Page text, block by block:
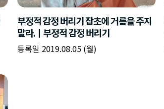
부정적 감정 버리기 잡초에 거름을 주지
말라.ㅣ부정적 감정 버리기
등록일 2019.08.05 (월)